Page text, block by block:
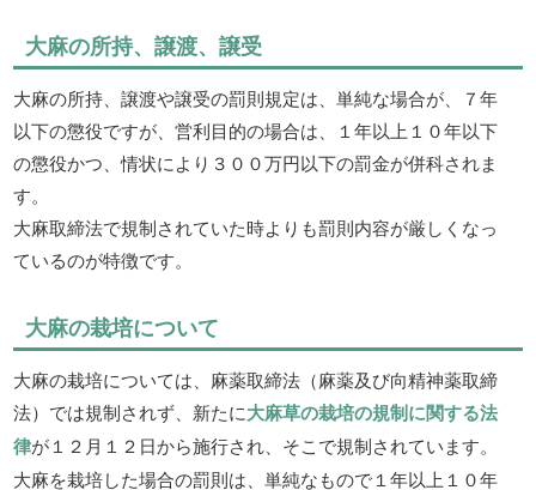
大麻の所持、譲渡、譲受
大麻の所持、譲渡や譲受の罰則規定は、単純な場合が、７年
以下の懲役ですが、営利目的の場合は、１年以上１０年以下
の懲役かつ、情状により３００万円以下の罰金が併科されま
す。
大麻取締法で規制されていた時よりも罰則内容が厳しくなっ
ているのが特徴です。
大麻の栽培について
大麻の栽培については、麻薬取締法（麻薬及び向精神薬取締
法）では規制されず、新たに大麻草の栽培の規制に関する法
律が１２月１２日から施行され、そこで規制されています。
大麻を栽培した場合の罰則は、単純なもので１年以上１０年